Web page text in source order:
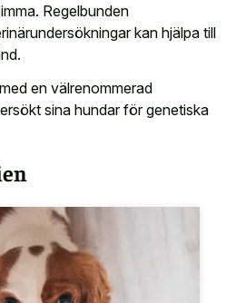
Regelbunden
kan hjälpa till
en välrenommerad
sina hundar för genetiska